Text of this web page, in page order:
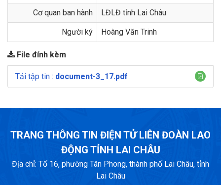
Cơ quan ban hành LĐLĐ tỉnh Lai Châu
Người ký Hoàng Văn Trinh
File đính kèm
Tải tập tin : document-3_17.pdf
TRANG THÔNG TIN ĐIỆN TỬ LIÊN ĐOÀN LAO
ĐỘNG TỈNH LAI CHÂU
Địa chỉ: Tổ 16, phường Tân Phong, thành phố Lai Châu, tỉnh
Lai Châu